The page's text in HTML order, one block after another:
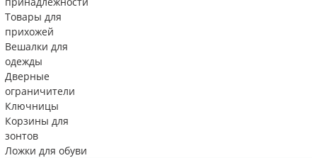
Товары для
прихожей
Вешалки для
одежды
Дверные
ограничители
Ключницы
Корзины для
зонтов
Ложки для обуви